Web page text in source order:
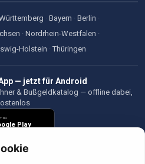
· Bayern · Berlin ·
· Nordrhein-Westfalen ·
Holstein · Thüringen
— jetzt für Android
& Bußgeldkatalog — offline dabei,